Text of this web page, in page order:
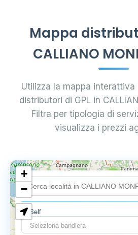
Mappa
CALLIANO
Utilizza la mappa
distributori di GPL in
Filtra per tipologia di
visualizza i prezzi
Self
Seleziona bandiera
2
2
2
0.699 €
+
−